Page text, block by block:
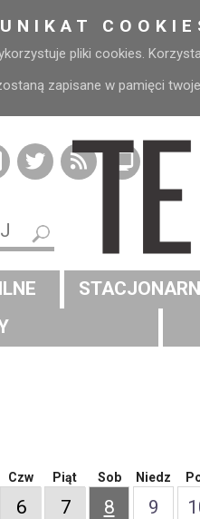
pliki cookies.
zapisane w pamięci
Czw
6
Piąt
7
Sob
8
Niedz
9